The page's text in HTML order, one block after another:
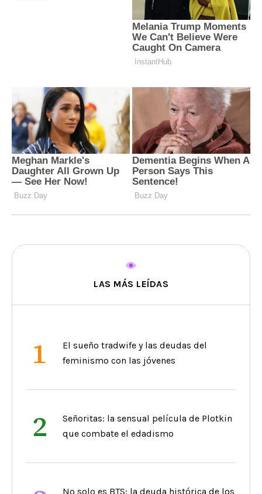
LAS MÁS LEÍDAS
1
El sueño tradwife y las deudas del
feminismo con las jóvenes
2
Señoritas: la sensual película de Plotkin
que combate el edadismo
No solo es BTS: la deuda histórica de los